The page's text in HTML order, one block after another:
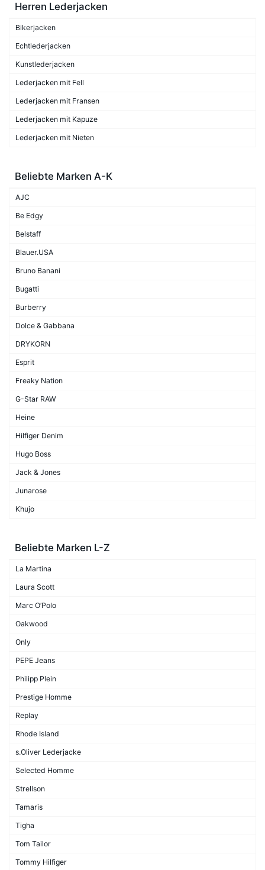
Herren Lederjacken
Bikerjacken
Echtlederjacken
Kunstlederjacken
Lederjacken mit Fell
Lederjacken mit Fransen
Lederjacken mit Kapuze
Lederjacken mit Nieten
Beliebte Marken A-K
AJC
Be Edgy
Belstaff
Blauer.USA
Bruno Banani
Bugatti
Burberry
Dolce & Gabbana
DRYKORN
Esprit
Freaky Nation
G-Star RAW
Heine
Hilfiger Denim
Hugo Boss
Jack & Jones
Junarose
Khujo
Beliebte Marken L-Z
La Martina
Laura Scott
Marc O’Polo
Oakwood
Only
PEPE Jeans
Philipp Plein
Prestige Homme
Replay
Rhode Island
s.Oliver Lederjacke
Selected Homme
Strellson
Tamaris
Tigha
Tom Tailor
Tommy Hilfiger